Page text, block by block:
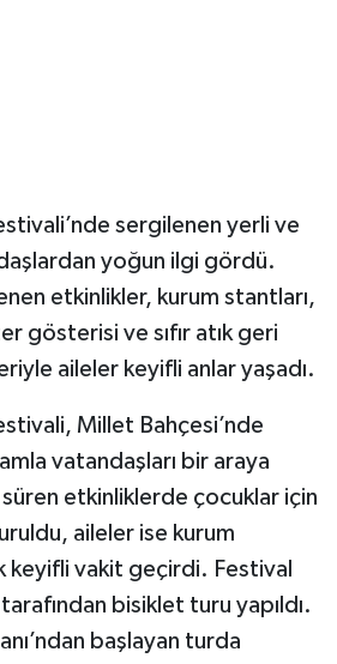
sergilenen yerli ve
yoğun ilgi gördü.
etkinlikler, kurum stantları,
gösterisi ve sıfır atık geri
aileler keyifli anlar yaşadı.
Millet Bahçesi’nde
vatandaşları bir araya
etkinliklerde çocuklar için
aileler ise kurum
keyifli vakit geçirdi. Festival
bisiklet turu yapıldı.
başlayan turda